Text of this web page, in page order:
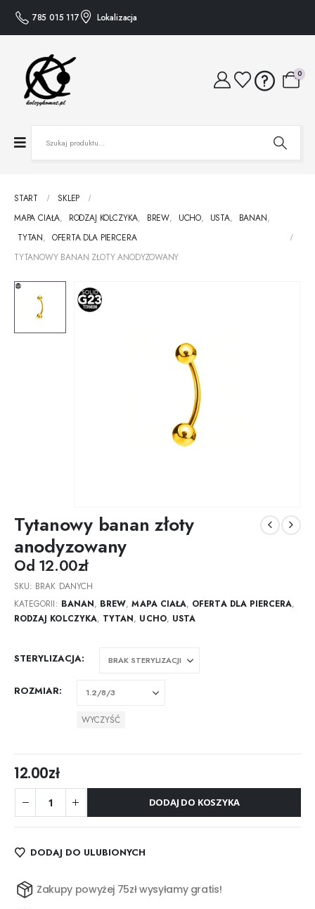
785 015 117 Lokalizacja
0
START
SKLEP
MAPA CIAŁA, RODZAJ KOLCZYKA, BREW, UCHO, USTA, BANAN,
TYTAN, OFERTA DLA PIERCERA
TYTANOWY BANAN ZŁOTY ANODYZOWANY
Tytanowy banan złoty
anodyzowany
Od 12.00zł
SKU: BRAK DANYCH
KATEGORII: BANAN, BREW,MAPA CIAŁA, OFERTA DLA PIERCERA,
RODZAJ KOLCZYKA, TYTAN, UCHO, USTA
STERYLIZACJA
ROZMIAR
WYCZYŚĆ
12.00zł
DODAJ DO KOSZYKA
DODAJ DO ULUBIONYCH
Zakupy powyżej 75zł wysyłamy gratis!